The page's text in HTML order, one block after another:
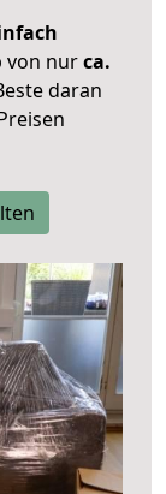
von nurca.
daran